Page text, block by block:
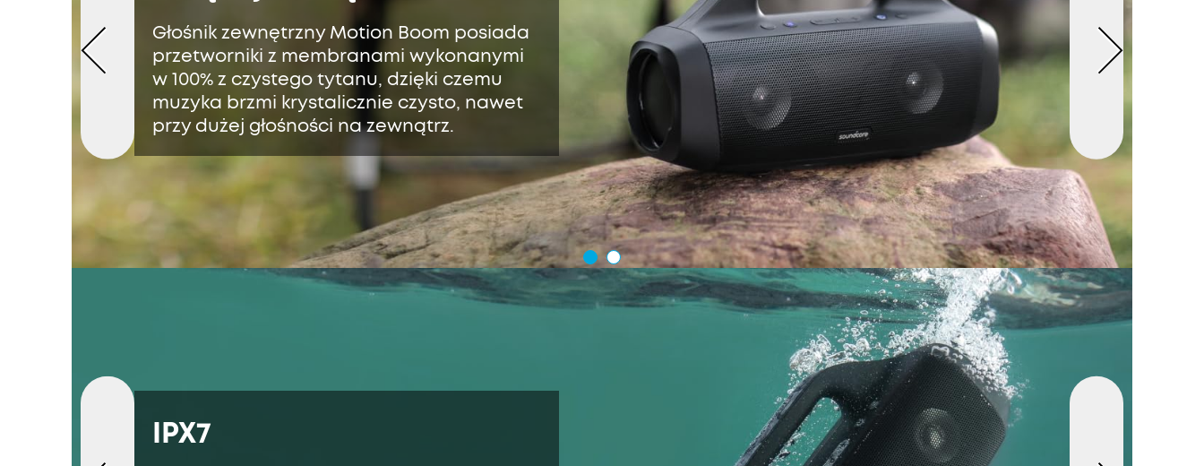
Głośnik zewnętrzny Motion Boom posiada
przetworniki z membranami wykonanymi
w 100% z czystego tytanu, dzięki czemu
muzyka brzmi krystalicznie czysto, nawet
przy dużej głośności na zewnątrz.
IPX7